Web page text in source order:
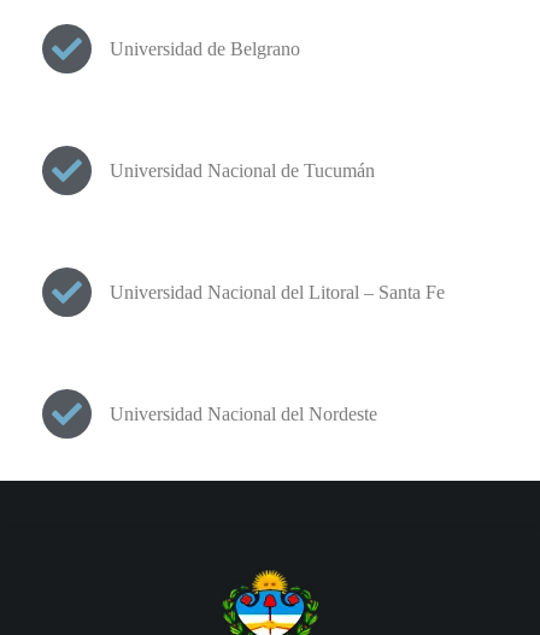
Universidad de Belgrano
Universidad Nacional de Tucumán
Universidad Nacional del Litoral – Santa Fe
Universidad Nacional del Nordeste